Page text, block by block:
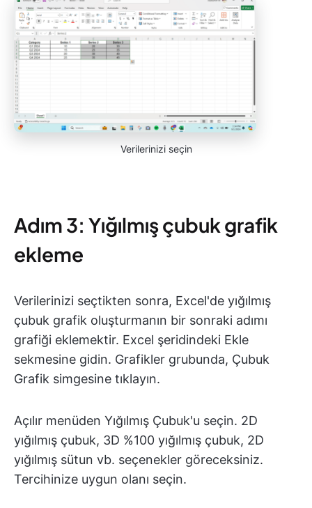
Verilerinizi seçin
Adım 3: Yığılmış çubuk grafik
ekleme
Verilerinizi seçtikten sonra, Excel'de yığılmış
çubuk grafik oluşturmanın bir sonraki adımı
grafiği eklemektir. Excel şeridindeki Ekle
sekmesine gidin. Grafikler grubunda, Çubuk
Grafik simgesine tıklayın.
Açılır menüden Yığılmış Çubuk'u seçin. 2D
yığılmış çubuk, 3D %100 yığılmış çubuk, 2D
yığılmış sütun vb. seçenekler göreceksiniz.
Tercihinize uygun olanı seçin.